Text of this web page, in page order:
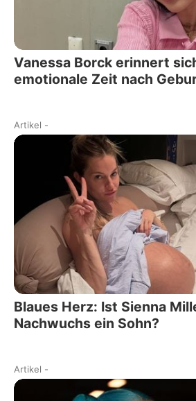
Vanessa Borck erinnert
emotionale Zeit nach
Artikel -
Blaues Herz: Ist Sienna
Nachwuchs ein Sohn?
Artikel -